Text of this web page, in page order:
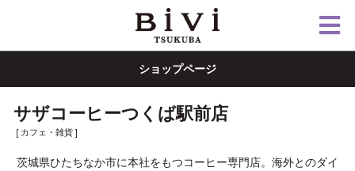
ショップページ
サザコーヒーつくば駅前店
[ カフェ・雑貨 ]
茨城県ひたちなか市に本社をもつコーヒー専門店。海外とのダイ